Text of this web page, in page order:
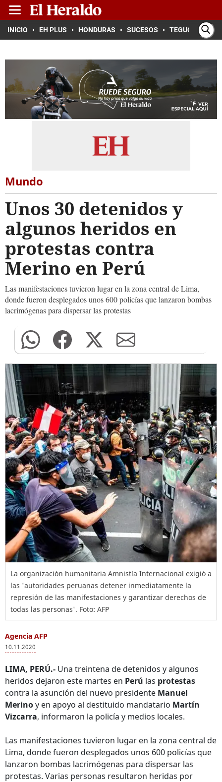
INICIO EH PLUS HONDURAS SUCESOS TEGUCIGALPA
Mundo
Unos 30 detenidos y
algunos heridos en
protestas contra
Merino en Perú
Las manifestaciones tuvieron lugar en la zona central de Lima,
donde fueron desplegados unos 600 policías que lanzaron bombas
lacrimógenas para dispersar las protestas
La organización humanitaria Amnistía Internacional exigió a
las 'autoridades peruanas detener inmediatamente la
represión de las manifestaciones y garantizar derechos de
todas las personas'. Foto: AFP
Agencia AFP
10.11.2020
LIMA, PERÚ.- Una treintena de detenidos y algunos
heridos dejaron este martes en Perú las protestas
contra la asunción del nuevo presidente Manuel
Merinoy en apoyo al destituido mandatario Martín
Vizcarra, informaron la policía y medios locales.
Las manifestaciones tuvieron lugar en la zona central de
Lima, donde fueron desplegados unos 600 policías que
lanzaron bombas lacrimógenas para dispersar las
protestas. Varias personas resultaron heridas por